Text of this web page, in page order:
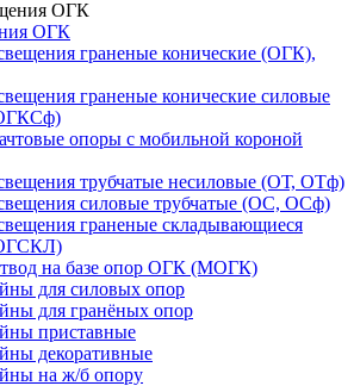
ОГК
граненые конические (ОГК),
граненые конические силовые
опоры с мобильной короной
трубчатые несиловые (ОТ, ОТф)
силовые трубчатые (ОС, ОСф)
граненые складывающиеся
на базе опор ОГК (МОГК)
для силовых опор
для гранёных опор
приставные
декоративные
на ж/б опору